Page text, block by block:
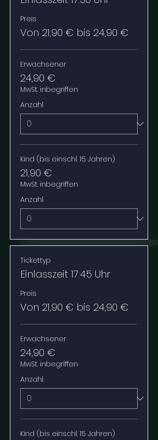
Preis
Von 21,90 € bis 24,90 €
Erwachsener
24,90 €
MwSt. inbegriffen
Anzahl
Kind (bis einschl. 15 Jahren)
21,90 €
MwSt. inbegriffen
Anzahl
Tickettyp
Einlasszeit 17:45 Uhr
Preis
Von 21,90 € bis 24,90 €
Erwachsener
24,90 €
MwSt. inbegriffen
Anzahl
Kind (bis einschl. 15 Jahren)